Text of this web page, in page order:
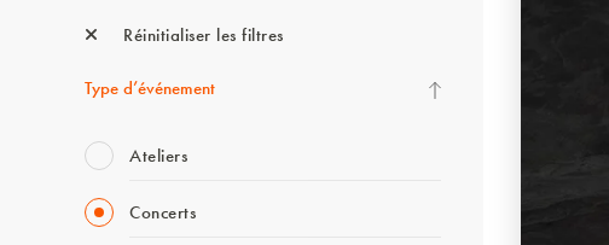
Réinitialiser les filtres
Type d’événement
Ateliers
Concerts